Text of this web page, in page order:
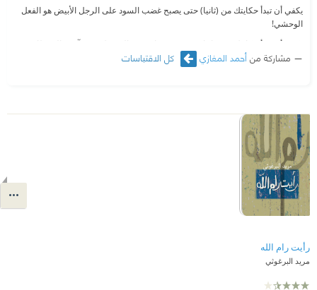
يكفي أن تبدأ حكايتك من (ثانيا) حتى يصبح غضب السود على الرجل الأبيض هو الفعل
الوحشي!
يكفي أن تبدأ حكايتك من (ثانيا) حتى يصبح غاندي هو المسؤل عن مآسي البريطانيين!
يكفي أن تبدأ حكايتك من (ثانيا) حتى يصبح الفيتنامي المحروق هو الذي أساء إلى
يكفي أن تبدأ حكايتك من (ثانيا) حتى تصبح ستي أم عطا هى المجرمة و اريئيل شارون
هو ضحيتها !
مشاركة منأحمد المغازي كل الاقتباسات
رأيت رام الله
مريد البرغوثي